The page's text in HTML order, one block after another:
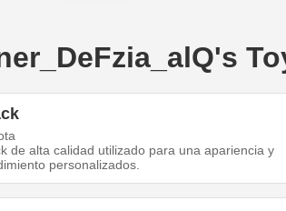
de alta calidad utilizado para una apariencia y
personalizados.